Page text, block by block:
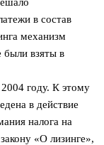
в состав
механизм
были взяты в
году. К этому
в действие
налога на
«О лизинге»,